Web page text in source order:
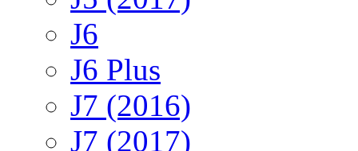
J6
J6 Plus
J7 (2016)
J7 (2017)